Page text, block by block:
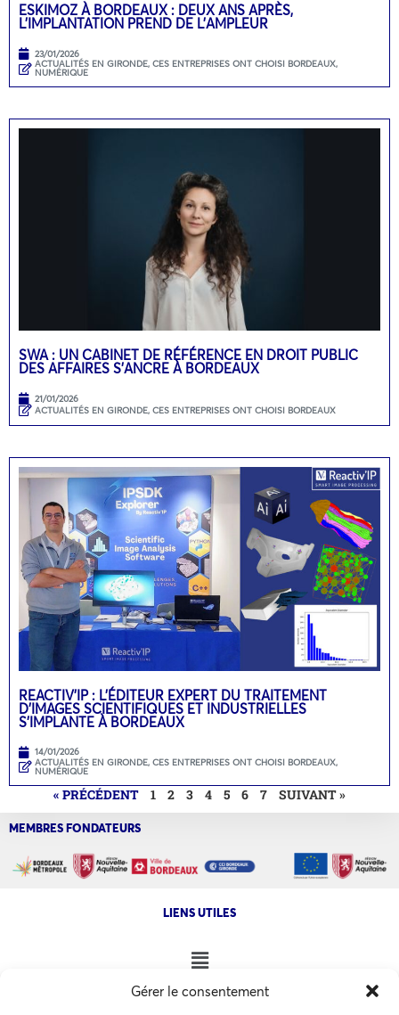
Gérer le consentement
ESKIMOZ À BORDEAUX : DEUX ANS APRÈS,
L’IMPLANTATION PREND DE L’AMPLEUR
23/01/2026
ACTUALITÉS EN GIRONDE, CES ENTREPRISES ONT CHOISI BORDEAUX,
NUMÉRIQUE
SWA : UN CABINET DE RÉFÉRENCE EN DROIT PUBLIC
DES AFFAIRES S’ANCRE À BORDEAUX
21/01/2026
ACTUALITÉS EN GIRONDE, CES ENTREPRISES ONT CHOISI BORDEAUX
REACTIV’IP : L’ÉDITEUR EXPERT DU TRAITEMENT
D’IMAGES SCIENTIFIQUES ET INDUSTRIELLES
S’IMPLANTE À BORDEAUX
14/01/2026
ACTUALITÉS EN GIRONDE, CES ENTREPRISES ONT CHOISI BORDEAUX,
NUMÉRIQUE
« PRÉCÉDENT 1 2 3 4 5 6 7 SUIVANT »
MEMBRES FONDATEURS
LIENS UTILES
NOS AUTRES SITES